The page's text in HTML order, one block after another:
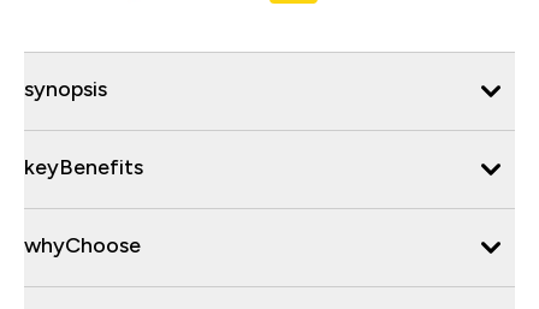
synopsis
keyBenefits
whyChoose